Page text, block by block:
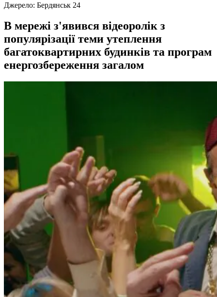
Джерело: Бердянськ 24
В мережі з'явився відеоролік з
популярізації теми утеплення
багатоквартирних будинків та програм
енергозбереження загалом